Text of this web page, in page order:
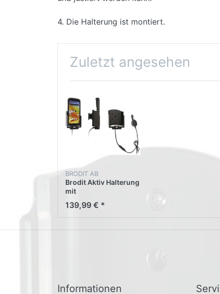
4. Die Halterung ist montiert.
Zuletzt angesehen
BRODIT AB
Brodit Aktiv Halterung
mit
Stecker 712348 für
Zebra HC50
139,99 € *
Informationen